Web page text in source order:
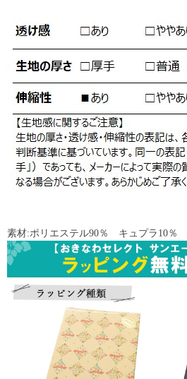
素材:ポリエステル90％ キュプラ10